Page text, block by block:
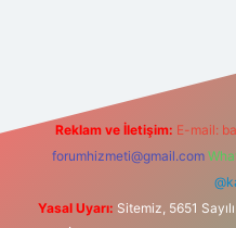
Reklam ve İletişim: E-mail:
forumhizmeti@gmail.com
Yasal Uyarı: Sitemiz, 5651